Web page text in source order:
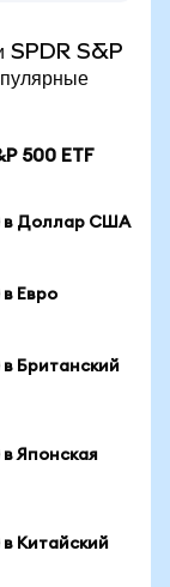
SPDR S&P
500 ETF
в Доллар США
в Евро
в Британский
в Японская
в Китайский